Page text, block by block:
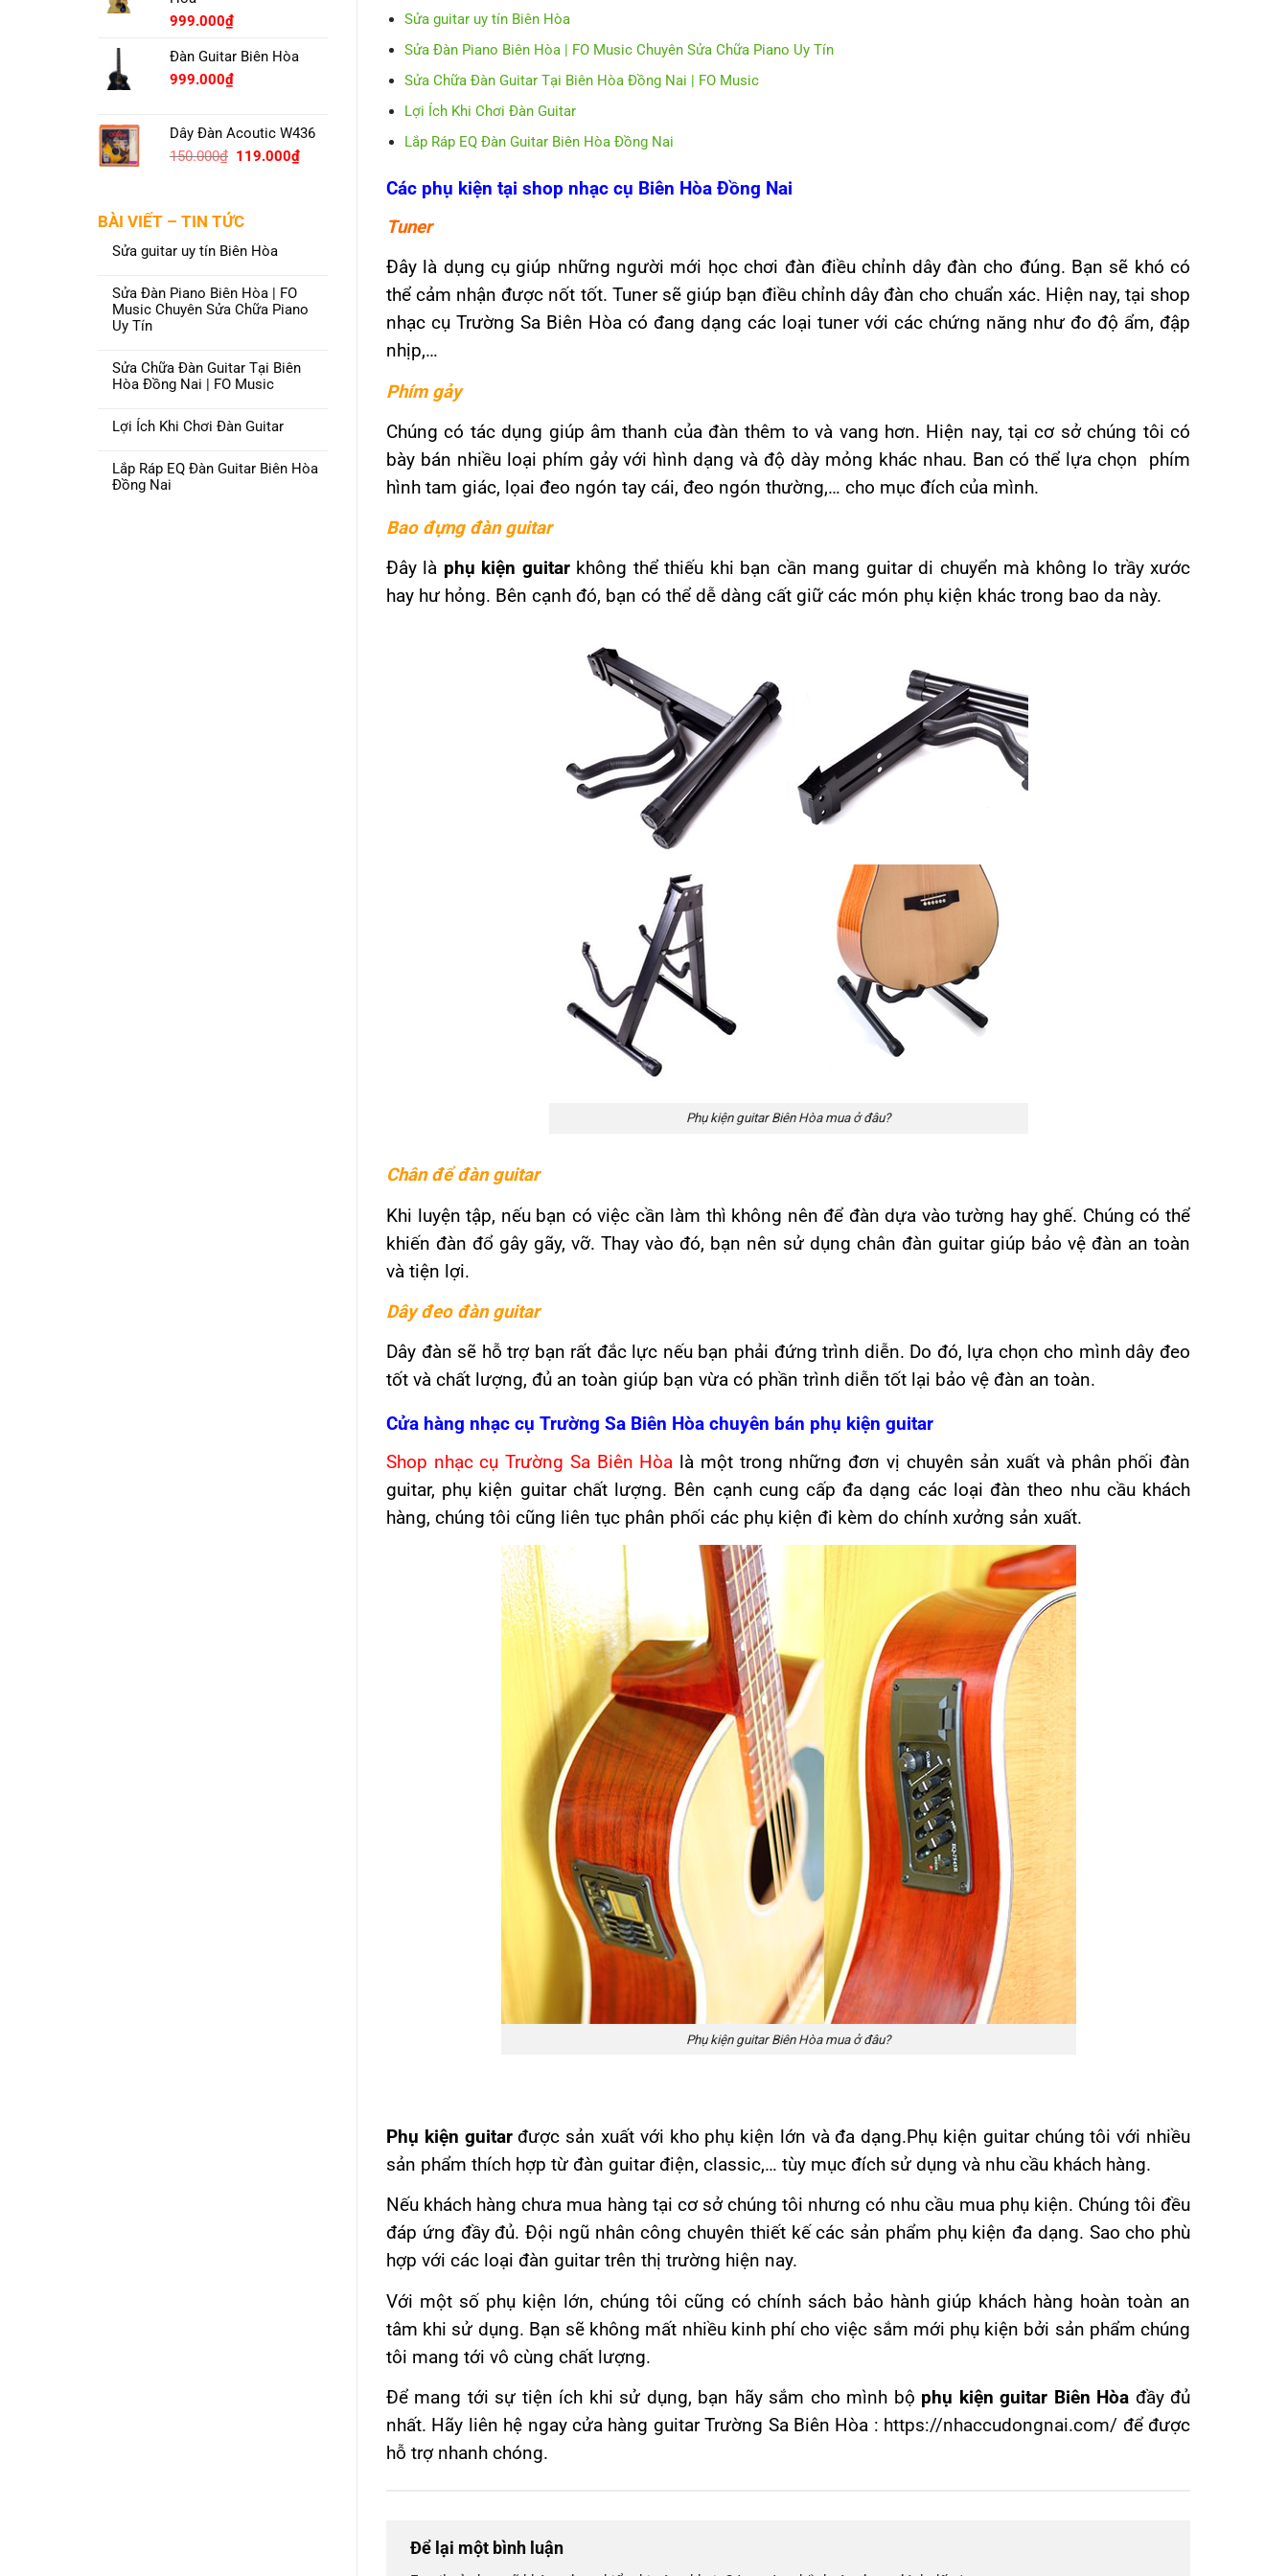
999.000₫
Đàn Guitar Biên Hòa
999.000₫
Dây Đàn Acoutic W436
150.000₫ Original
119.000₫Current
BÀI VIẾT – TIN TỨC
Sửa guitar uy tín Biên Hòa
Sửa Đàn Piano Biên Hòa | FO
Music Chuyên Sửa Chữa Piano
Uy Tín
Sửa Chữa Đàn Guitar Tại Biên
Hòa Đồng Nai | FO Music
Lợi Ích Khi Chơi Đàn Guitar
Lắp Ráp EQ Đàn Guitar Biên Hòa
Đồng Nai
Sửa guitar uy tín Biên Hòa
Sửa Đàn Piano Biên Hòa | FO Music Chuyên Sửa Chữa Piano Uy Tín
Sửa Chữa Đàn Guitar Tại Biên Hòa Đồng Nai | FO Music
Lợi Ích Khi Chơi Đàn Guitar
Lắp Ráp EQ Đàn Guitar Biên Hòa Đồng Nai
Các phụ kiện tại shop nhạc cụ Biên Hòa Đồng Nai
Tuner
Đây là dụng cụ giúp những người mới học chơi đàn điều chỉnh dây đàn cho đúng. Bạn sẽ khó có
thể cảm nhận được nốt tốt. Tuner sẽ giúp bạn điều chỉnh dây đàn cho chuẩn xác. Hiện nay, tại shop
nhạc cụ Trường Sa Biên Hòa có đang dạng các loại tuner với các chứng năng như đo độ ẩm, đập
nhịp,…
Phím gảy
Chúng có tác dụng giúp âm thanh của đàn thêm to và vang hơn. Hiện nay, tại cơ sở chúng tôi có
bày bán nhiều loại phím gảy với hình dạng và độ dày mỏng khác nhau. Ban có thể lựa chọn phím
hình tam giác, lọai đeo ngón tay cái, đeo ngón thường,… cho mục đích của mình.
Bao đựng đàn guitar
Đây là phụ kiện guitar không thể thiếu khi bạn cần mang guitar di chuyển mà không lo trầy xước
hay hư hỏng. Bên cạnh đó, bạn có thể dễ dàng cất giữ các món phụ kiện khác trong bao da này.
Phụ kiện guitar Biên Hòa mua ở đâu?
Chân để đàn guitar
Khi luyện tập, nếu bạn có việc cần làm thì không nên để đàn dựa vào tường hay ghế. Chúng có thể
khiến đàn đổ gây gãy, vỡ. Thay vào đó, bạn nên sử dụng chân đàn guitar giúp bảo vệ đàn an toàn
và tiện lợi.
Dây đeo đàn guitar
Dây đàn sẽ hỗ trợ bạn rất đắc lực nếu bạn phải đứng trình diễn. Do đó, lựa chọn cho mình dây đeo
tốt và chất lượng, đủ an toàn giúp bạn vừa có phần trình diễn tốt lại bảo vệ đàn an toàn.
Cửa hàng nhạc cụ Trường Sa Biên Hòa chuyên bán phụ kiện guitar
Shop nhạc cụ Trường Sa Biên Hòa là một trong những đơn vị chuyên sản xuất và phân phối đàn
guitar, phụ kiện guitar chất lượng. Bên cạnh cung cấp đa dạng các loại đàn theo nhu cầu khách
hàng, chúng tôi cũng liên tục phân phối các phụ kiện đi kèm do chính xưởng sản xuất.
Phụ kiện guitar Biên Hòa mua ở đâu?
Phụ kiện guitarđược sản xuất với kho phụ kiện lớn và đa dạng.Phụ kiện guitar chúng tôi với nhiều
sản phẩm thích hợp từ đàn guitar điện, classic,… tùy mục đích sử dụng và nhu cầu khách hàng.
Nếu khách hàng chưa mua hàng tại cơ sở chúng tôi nhưng có nhu cầu mua phụ kiện. Chúng tôi đều
đáp ứng đầy đủ. Đội ngũ nhân công chuyên thiết kế các sản phẩm phụ kiện đa dạng. Sao cho phù
hợp với các loại đàn guitar trên thị trường hiện nay.
Với một số phụ kiện lớn, chúng tôi cũng có chính sách bảo hành giúp khách hàng hoàn toàn an
tâm khi sử dụng. Bạn sẽ không mất nhiều kinh phí cho việc sắm mới phụ kiện bởi sản phẩm chúng
tôi mang tới vô cùng chất lượng.
Để mang tới sự tiện ích khi sử dụng, bạn hãy sắm cho mình bộ phụ kiện guitar Biên Hòa đầy đủ
nhất. Hãy liên hệ ngay cửa hàng guitar Trường Sa Biên Hòa : https://nhaccudongnai.com/ để được
hỗ trợ nhanh chóng.
Để lại một bình luận